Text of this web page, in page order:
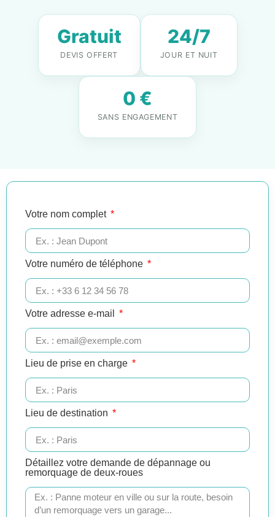
Gratuit
DEVIS OFFERT
24/7
JOUR ET NUIT
0 €
SANS ENGAGEMENT
Votre nom complet
Votre numéro de téléphone
Votre adresse e-mail
Lieu de prise en charge
Lieu de destination
Détaillez votre demande de dépannage ou
remorquage de deux-roues